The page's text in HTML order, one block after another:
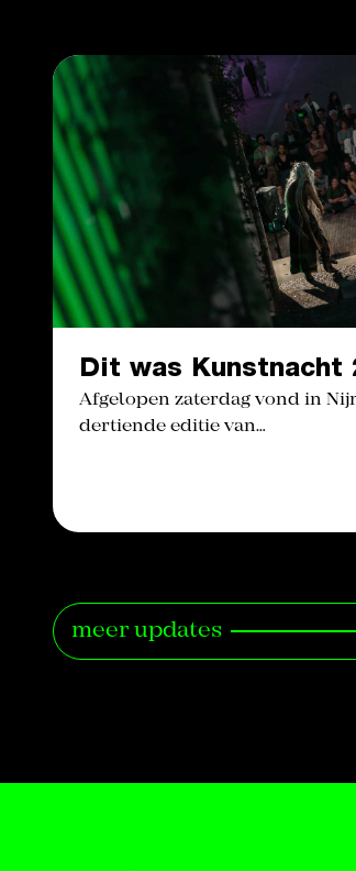
Dit was Kunstnacht
Afgelopen zaterdag vond in
dertiende editie van…
meer updates